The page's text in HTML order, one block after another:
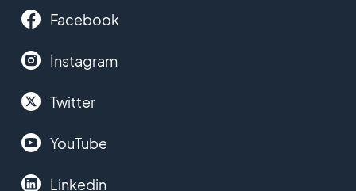
Facebook
Instagram
Twitter
YouTube
Linkedin